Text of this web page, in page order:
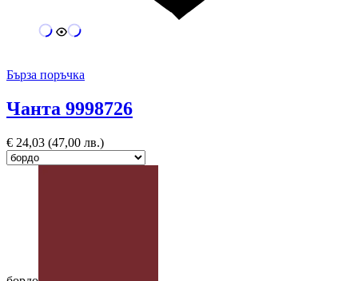
Бърза поръчка
Чанта 9998726
€ 24,03 (47,00 лв.)